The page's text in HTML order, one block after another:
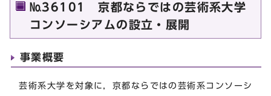
№36101 京都ならではの芸術系大学
コンソーシアムの設立・展開
事業概要
芸術系大学を対象に，京都ならではの芸術系コンソーシ